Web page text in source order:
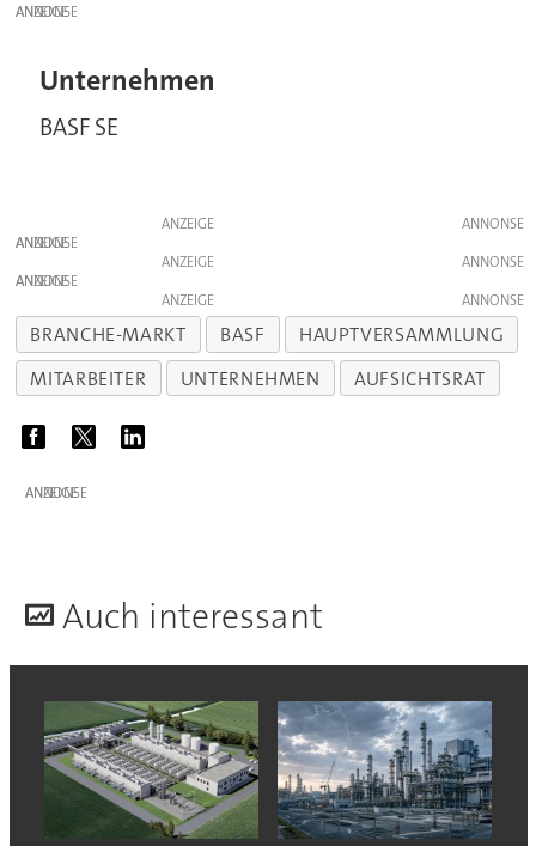
ANZEIGE
Unternehmen
BASF SE
ANZEIGE
ANZEIGE
ANZEIGE
ANZEIGE
ANZEIGE
BRANCHE-MARKT BASF
HAUPTVERSAMMLUNG
MITARBEITER
UNTERNEHMEN AUFSICHTSRAT
ANZEIGE
Auch interessant